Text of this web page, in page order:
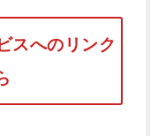
スへのリンク